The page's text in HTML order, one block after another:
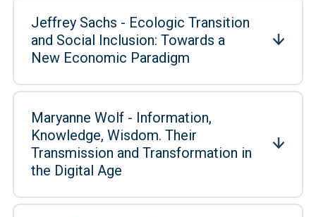
Jeffrey Sachs - Ecologic Transition
and Social Inclusion: Towards a
New Economic Paradigm
Maryanne Wolf - Information,
Knowledge, Wisdom. Their
Transmission and Transformation in
the Digital Age